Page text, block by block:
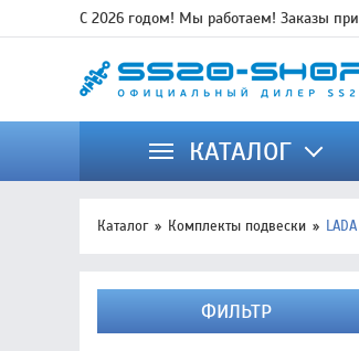
С 2026 годом! Мы работаем! Заказы
КАТАЛОГ
Каталог Комплекты подвески
ФИЛЬТР